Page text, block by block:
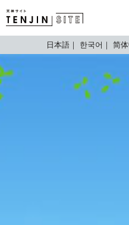
TENJIN SITE
日本語 한국어 简